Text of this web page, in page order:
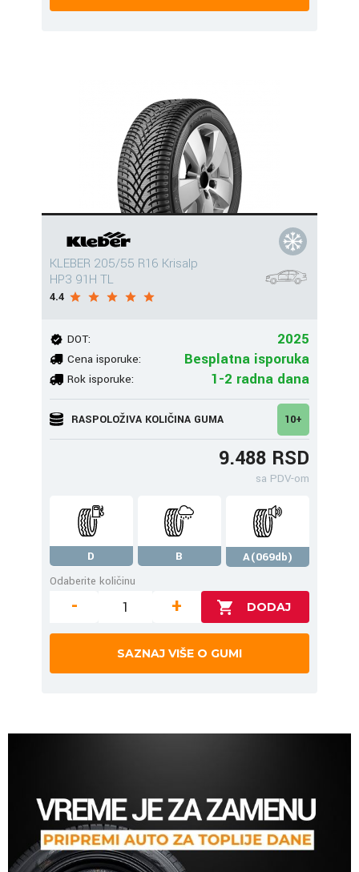
KLEBER 205/55 R16 Krisalp
HP3 91H TL
4.4
DOT: 2025
Cena isporuke: Besplatna isporuka
Rok isporuke: 1-2 radna dana
RASPOLOŽIVA KOLIČINA GUMA 10+
9.488 RSD
sa PDV-om
D B
A(069db)
Odaberite količinu
- +
SAZNAJ VIŠE O GUMI